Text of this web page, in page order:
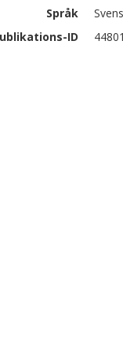
Språk
ID
44801